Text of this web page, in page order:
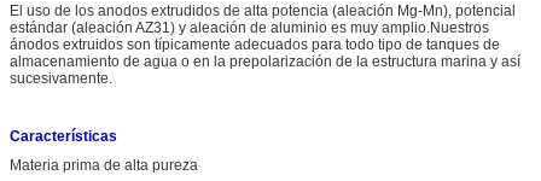
El uso de los anodos extrudidos de alta potencia (aleación Mg-Mn), potencial
estándar (aleación AZ31) y aleación de aluminio es muy amplio.Nuestros
ánodos extruidos son típicamente adecuados para todo tipo de tanques de
almacenamiento de agua o en la prepolarización de la estructura marina y así
sucesivamente.
Características
Materia prima de alta pureza